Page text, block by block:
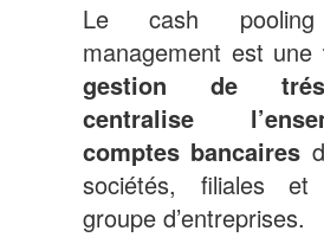
Le cash
management est une
gestion de
centralise
comptes bancaires
sociétés, filiales et
groupe d’entreprises.